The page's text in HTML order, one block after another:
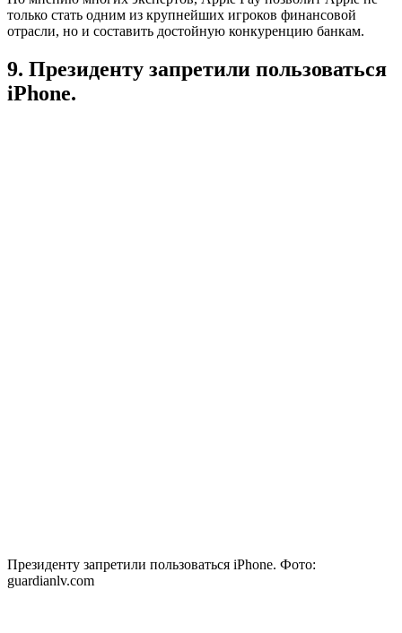
только стать одним из крупнейших игроков финансовой
отрасли, но и составить достойную конкуренцию банкам.
9. Президенту запретили пользоваться
iPhone.
Президенту запретили пользоваться iPhone. Фото:
guardianlv.com